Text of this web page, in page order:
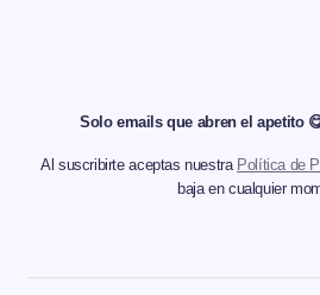
Solo emails que abren el apetito
Al suscribirte aceptas nuestra Política de
baja en cualquier